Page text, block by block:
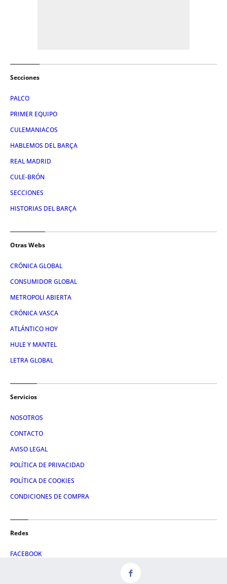
Secciones
PALCO
PRIMER EQUIPO
CULEMANIACOS
HABLEMOS DEL BARÇA
REAL MADRID
CULE-BRÓN
SECCIONES
HISTORIAS DEL BARÇA
Otras Webs
CRÓNICA GLOBAL
CONSUMIDOR GLOBAL
METROPOLI ABIERTA
CRÓNICA VASCA
ATLÁNTICO HOY
HULE Y MANTEL
LETRA GLOBAL
Servicios
NOSOTROS
CONTACTO
AVISO LEGAL
POLÍTICA DE PRIVACIDAD
POLÍTICA DE COOKIES
CONDICIONES DE COMPRA
Redes
FACEBOOK